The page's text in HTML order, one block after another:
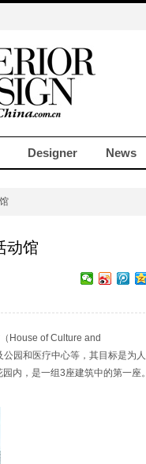
Designer News
动馆
House of Culture and
园和医疗中心等，其目标是为人
内，是一组3座建筑中的第一座。